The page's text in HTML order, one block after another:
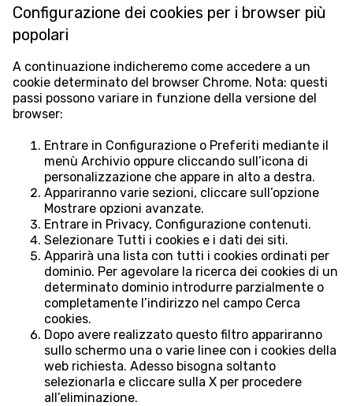
Configurazione dei cookies per i browser più
popolari
A continuazione indicheremo come accedere a un
cookie determinato del browser Chrome. Nota: questi
passi possono variare in funzione della versione del
browser:
Entrare in Configurazione o Preferiti mediante il
menù Archivio oppure cliccando sull’icona di
personalizzazione che appare in alto a destra.
Appariranno varie sezioni, cliccare sull’opzione
Mostrare opzioni avanzate.
Entrare in Privacy, Configurazione contenuti.
Selezionare Tutti i cookies e i dati dei siti.
Apparirà una lista con tutti i cookies ordinati per
dominio. Per agevolare la ricerca dei cookies di un
determinato dominio introdurre parzialmente o
completamente l’indirizzo nel campo Cerca
cookies.
Dopo avere realizzato questo filtro appariranno
sullo schermo una o varie linee con i cookies della
web richiesta. Adesso bisogna soltanto
selezionarla e cliccare sulla X per procedere
all’eliminazione.